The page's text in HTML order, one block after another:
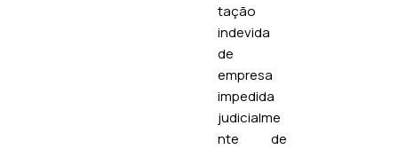
tação
indevida
de
empresa
impedida
judicialme
nte de